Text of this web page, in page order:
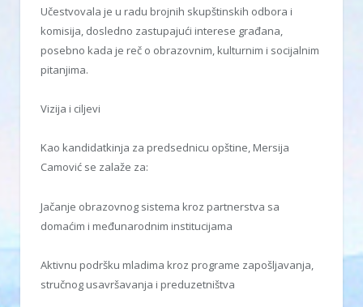
Učestvovala je u radu brojnih skupštinskih odbora i
komisija, dosledno zastupajući interese građana,
posebno kada je reč o obrazovnim, kulturnim i socijalnim
pitanjima.
Vizija i ciljevi
Kao kandidatkinja za predsednicu opštine, Mersija
Camović se zalaže za:
Jačanje obrazovnog sistema kroz partnerstva sa
domaćim i međunarodnim institucijama
Aktivnu podršku mladima kroz programe zapošljavanja,
stručnog usavršavanja i preduzetništva